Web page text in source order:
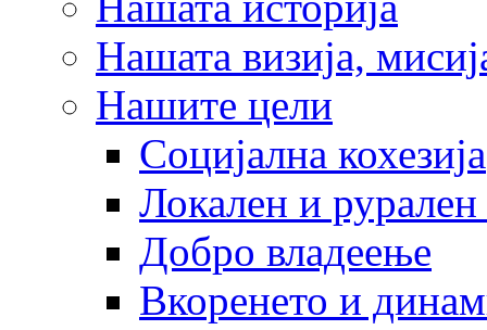
Нашата визија,
Нашите цели
Социјална кохезија
Локален и рурален
Добро владеење
Вкоренето и